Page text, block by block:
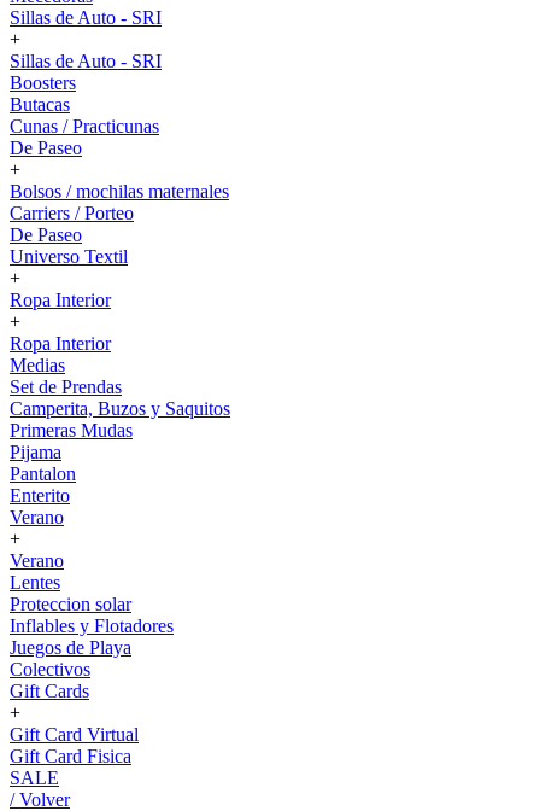
Sillas de Auto - SRI
+
Sillas de Auto - SRI
Boosters
Butacas
Cunas / Practicunas
De Paseo
+
Bolsos / mochilas maternales
Carriers / Porteo
De Paseo
Universo Textil
+
Ropa Interior
+
Ropa Interior
Medias
Set de Prendas
Camperita, Buzos y Saquitos
Primeras Mudas
Pijama
Pantalon
Enterito
Verano
+
Verano
Lentes
Proteccion solar
Inflables y Flotadores
Juegos de Playa
Colectivos
Gift Cards
+
Gift Card Virtual
Gift Card Fisica
SALE
/ Volver